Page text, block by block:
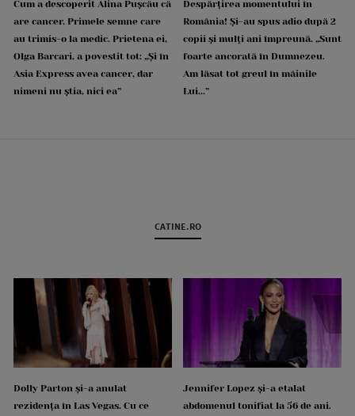
Cum a descoperit Alina Pușcău că
are cancer. Primele semne care
au trimis-o la medic. Prietena ei,
Olga Barcari, a povestit tot: „Și în
Asia Express avea cancer, dar
nimeni nu știa, nici ea”
Despărțirea momentului în
România! Și-au spus adio după 2
copii și mulți ani împreună. „Sunt
foarte ancorată în Dumnezeu.
Am lăsat tot greul în mâinile
Lui...”
CATINE.RO
Dolly Parton și-a anulat
rezidența în Las Vegas. Cu ce
Jennifer Lopez și-a etalat
abdomenul tonifiat la 56 de ani.